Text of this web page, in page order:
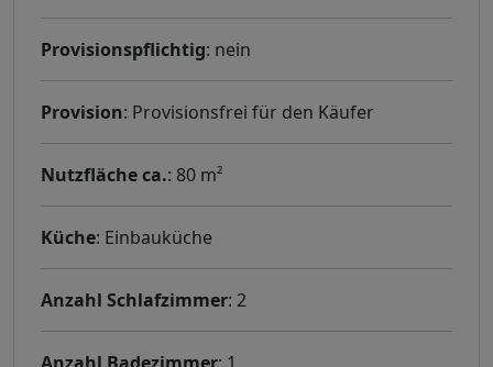
Provisionspflichtig: nein
Provision: Provisionsfrei für den Käufer
Nutzfläche ca.: 80 m²
Küche: Einbauküche
Anzahl Schlafzimmer: 2
Anzahl Badezimmer: 1